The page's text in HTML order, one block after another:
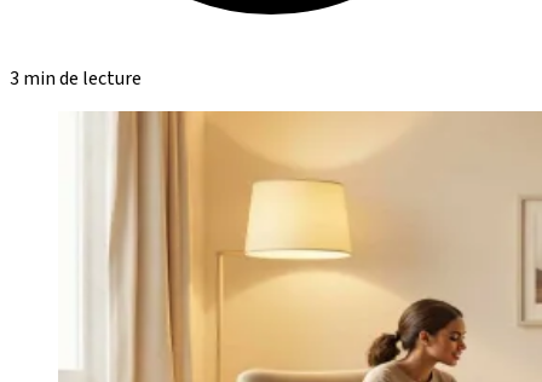
3 min de lecture